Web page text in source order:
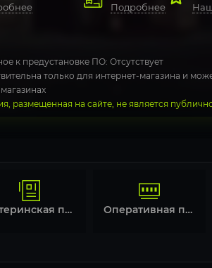
Подробнее
к предустановке ПО: Отсутствует
только для интернет-магазина и
размещенная на сайте, не является
Материнская плата Оперативная память